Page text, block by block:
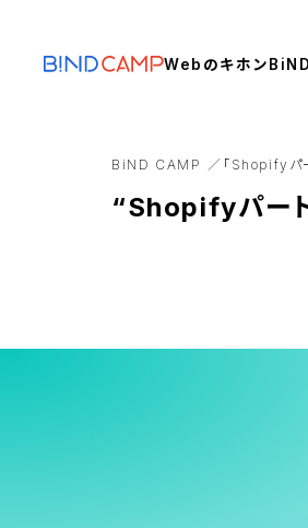
Webのキホン
BiND CAMP 「Shopifyパ
“Shopifyパー